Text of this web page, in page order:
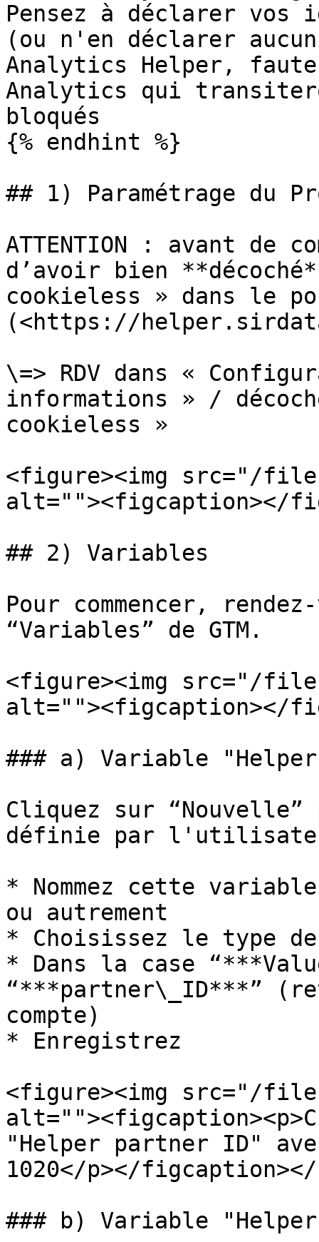
Pensez à déclarer
(ou n'en déclarer
Analytics Helper,
Analytics qui
bloqués
{% endhint %}
## 1) Paramétrage du
ATTENTION : avant de
d’avoir bien
cookieless » dans le
(<https://
\=> RDV dans «
informations » /
cookieless »
<figure><img src="/files/
alt=""><figcaption></
## 2) Variables
Pour commencer,
“Variables” de GTM.
<figure><img src="/
alt=""><figcaption></
### a) Variable
Cliquez sur
définie par
* Nommez cette
ou autrement
* Choisissez le type
* Dans la case
“***partner\_ID***”
compte)
* Enregistrez
<figure><img src="/files/
"Helper partner ID"
1020</p></
### b) Variable